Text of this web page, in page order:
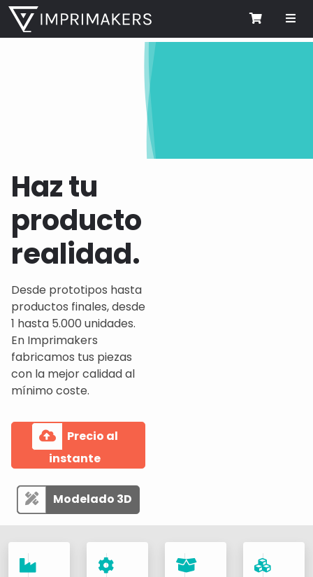
Cart
Haz tu
producto
realidad.
Desde prototipos hasta
productos finales, desde
1 hasta 5.000 unidades.
En Imprimakers
fabricamos tus piezas
con la mejor calidad al
mínimo coste.
Precio al
instante
Modelado 3D